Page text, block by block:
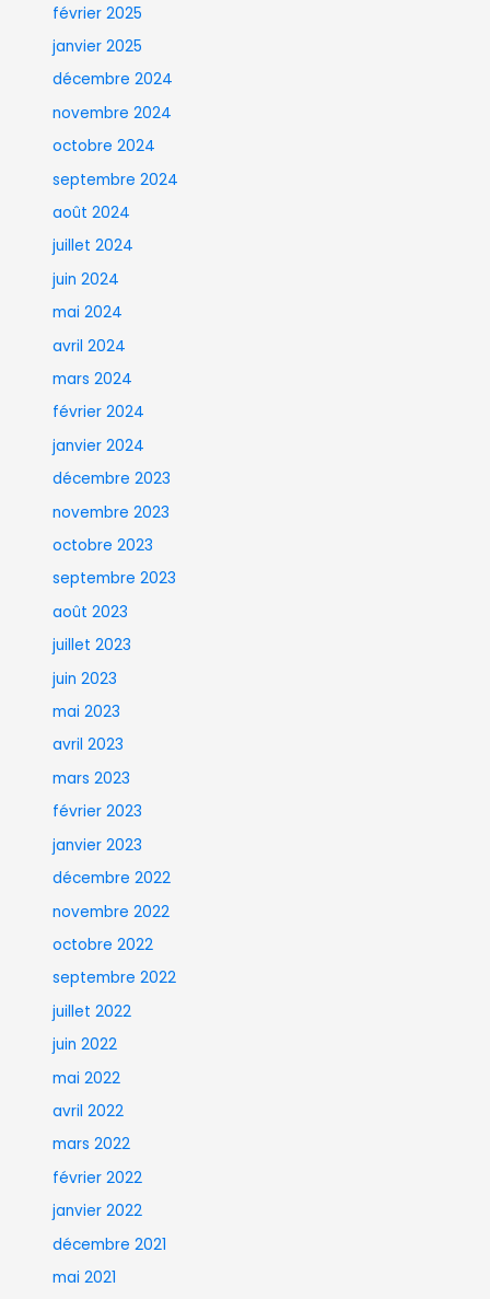
février 2025
janvier 2025
décembre 2024
novembre 2024
octobre 2024
septembre 2024
août 2024
juillet 2024
juin 2024
mai 2024
avril 2024
mars 2024
février 2024
janvier 2024
décembre 2023
novembre 2023
octobre 2023
septembre 2023
août 2023
juillet 2023
juin 2023
mai 2023
avril 2023
mars 2023
février 2023
janvier 2023
décembre 2022
novembre 2022
octobre 2022
septembre 2022
juillet 2022
juin 2022
mai 2022
avril 2022
mars 2022
février 2022
janvier 2022
décembre 2021
mai 2021